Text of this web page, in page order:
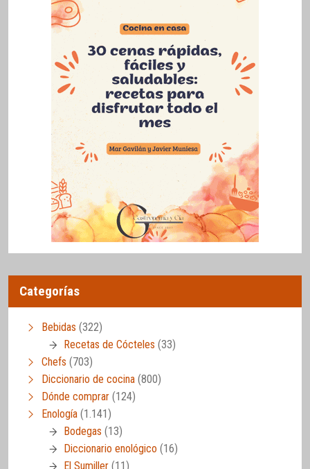
Categorías
Bebidas (322)
Recetas de Cócteles (33)
Chefs (703)
Diccionario de cocina (800)
Dónde comprar (124)
Enología (1.141)
Bodegas (13)
Diccionario enológico (16)
El Sumiller (11)